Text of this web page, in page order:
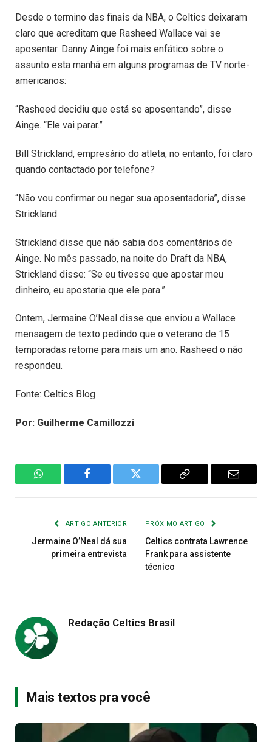
Desde o termino das finais da NBA, o Celtics deixaram
claro que acreditam que Rasheed Wallace vai se
aposentar. Danny Ainge foi mais enfático sobre o
assunto esta manhã em alguns programas de TV norte-
americanos:
“Rasheed decidiu que está se aposentando”, disse
Ainge. “Ele vai parar.”
Bill Strickland, empresário do atleta, no entanto, foi claro
quando contactado por telefone?
“Não vou confirmar ou negar sua aposentadoria”, disse
Strickland.
Strickland disse que não sabia dos comentários de
Ainge. No mês passado, na noite do Draft da NBA,
Strickland disse: “Se eu tivesse que apostar meu
dinheiro, eu apostaria que ele para.”
Ontem, Jermaine O’Neal disse que enviou a Wallace
mensagem de texto pedindo que o veterano de 15
temporadas retorne para mais um ano. Rasheed o não
respondeu.
Fonte: Celtics Blog
Por: Guilherme Camillozzi
WhatsAppFacebook Twitter
Copiar
E-
ARTIGO ANTERIOR
Jermaine O’Neal dá sua
primeira entrevista
PRÓXIMO ARTIGO
Celtics contrata Lawrence
Frank para assistente
técnico
Redação Celtics Brasil
Mais textos pra você